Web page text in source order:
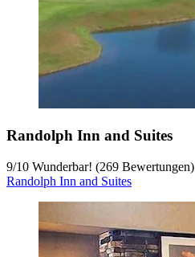
Randolph Inn and Suites
9/10 Wunderbar! (269 Bewertungen)
Randolph Inn and Suites